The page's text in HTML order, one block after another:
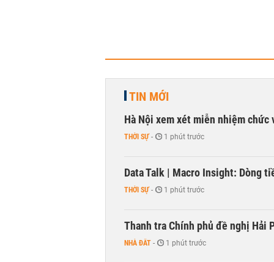
TIN MỚI
Hà Nội xem xét miễn nhiệm chức
THỜI SỰ - 1 phút trước
Data Talk | Macro Insight: Dòng
THỜI SỰ - 1 phút trước
Thanh tra Chính phủ đề nghị Hải
NHÀ ĐẤT - 1 phút trước